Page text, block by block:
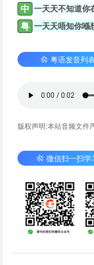
中 一天天不知道你
粤 一天天唔知你喺
粤语发音列
版权声明:本站音频文件
微信扫一扫学